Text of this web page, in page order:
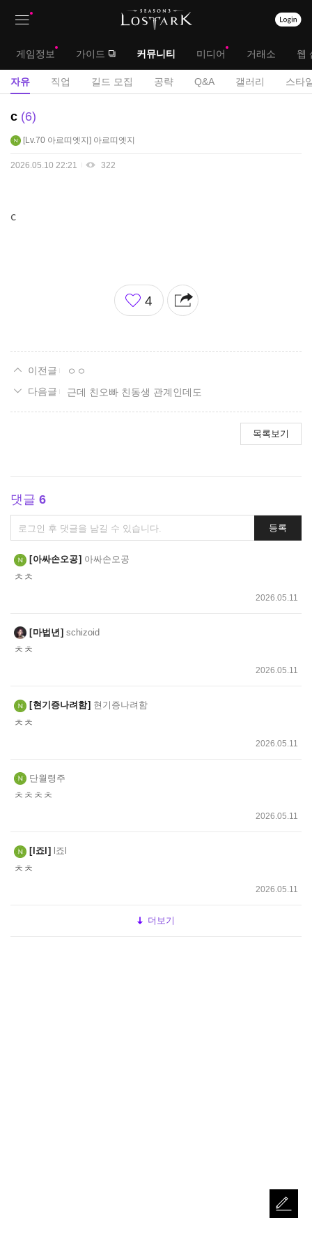
대
메
게임정보 가이드 커뮤니티 미디어 거래소 웹
서
자유 직업 길드 모집 공략 Q&A 갤러리 스타
자
게
c 6
Lv.70 아르띠엣지 아르띠엣지
2026.05.10 22:21 322
c
좋
아
4
ㅇㅇ
근데 친오빠 친동생 관계인데도
목록보기
댓글 6
댓
글
쓰
기
등록
아싸손오공 아싸손오공
ㅊㅊ
2026.05.11
마법년 schizoid
ㅊㅊ
2026.05.11
현기증나려함 현기증나려함
ㅊㅊ
2026.05.11
단월령주
ㅊㅊㅊㅊ
2026.05.11
l죠l l죠l
ㅊㅊ
2026.05.11
더보기